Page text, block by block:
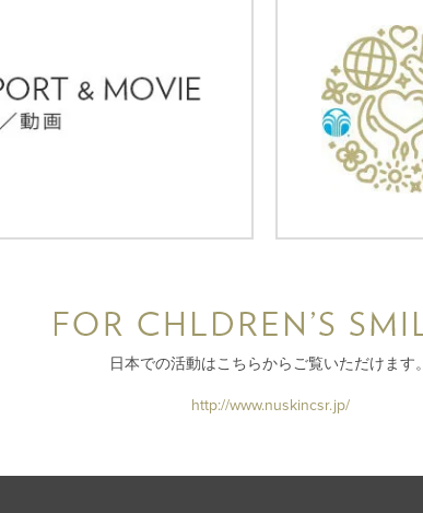
日本での活動はこちらからご覧いただけます。
http://www.nuskincsr.jp/